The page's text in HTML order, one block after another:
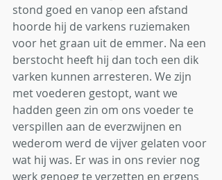
stond goed en vanop een afstand
hoorde hij de varkens ruziemaken
voor het graan uit de emmer. Na een
berstocht heeft hij dan toch een dik
varken kunnen arresteren. We zijn
met voederen gestopt, want we
hadden geen zin om ons voeder te
verspillen aan de everzwijnen en
wederom werd de vijver gelaten voor
wat hij was. Er was in ons revier nog
werk genoeg te verzetten en ergens